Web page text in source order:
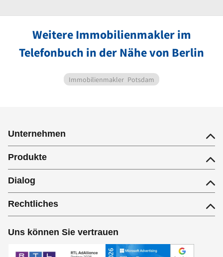
Weitere Immobilienmakler im
Telefonbuch in der Nähe von Berlin
Immobilienmakler Potsdam
Unternehmen
Produkte
Dialog
Rechtliches
Uns können Sie vertrauen